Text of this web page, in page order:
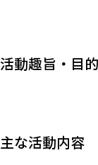
活動趣旨・目的
主な活動内容